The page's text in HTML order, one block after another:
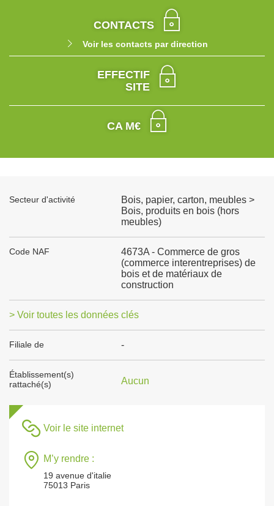
CONTACTS
Voir les contacts par direction
EFFECTIF
SITE
CA M€
Secteur d'activité
Bois, papier, carton, meubles >
Bois, produits en bois (hors
meubles)
Code NAF
4673A - Commerce de gros
(commerce interentreprises) de
bois et de matériaux de
construction
> Voir toutes les données clés
Filiale de -
Établissement(s)
rattaché(s)
Aucun
Voir le site internet
M’y rendre :
19 avenue d'italie
75013 Paris